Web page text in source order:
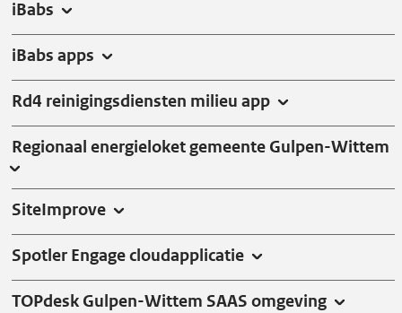
iBabs
iBabs apps
Rd4 reinigingsdiensten milieu app
Regionaal energieloket gemeente Gulpen-Wittem
SiteImprove
Spotler Engage cloudapplicatie
TOPdesk Gulpen-Wittem SAAS omgeving